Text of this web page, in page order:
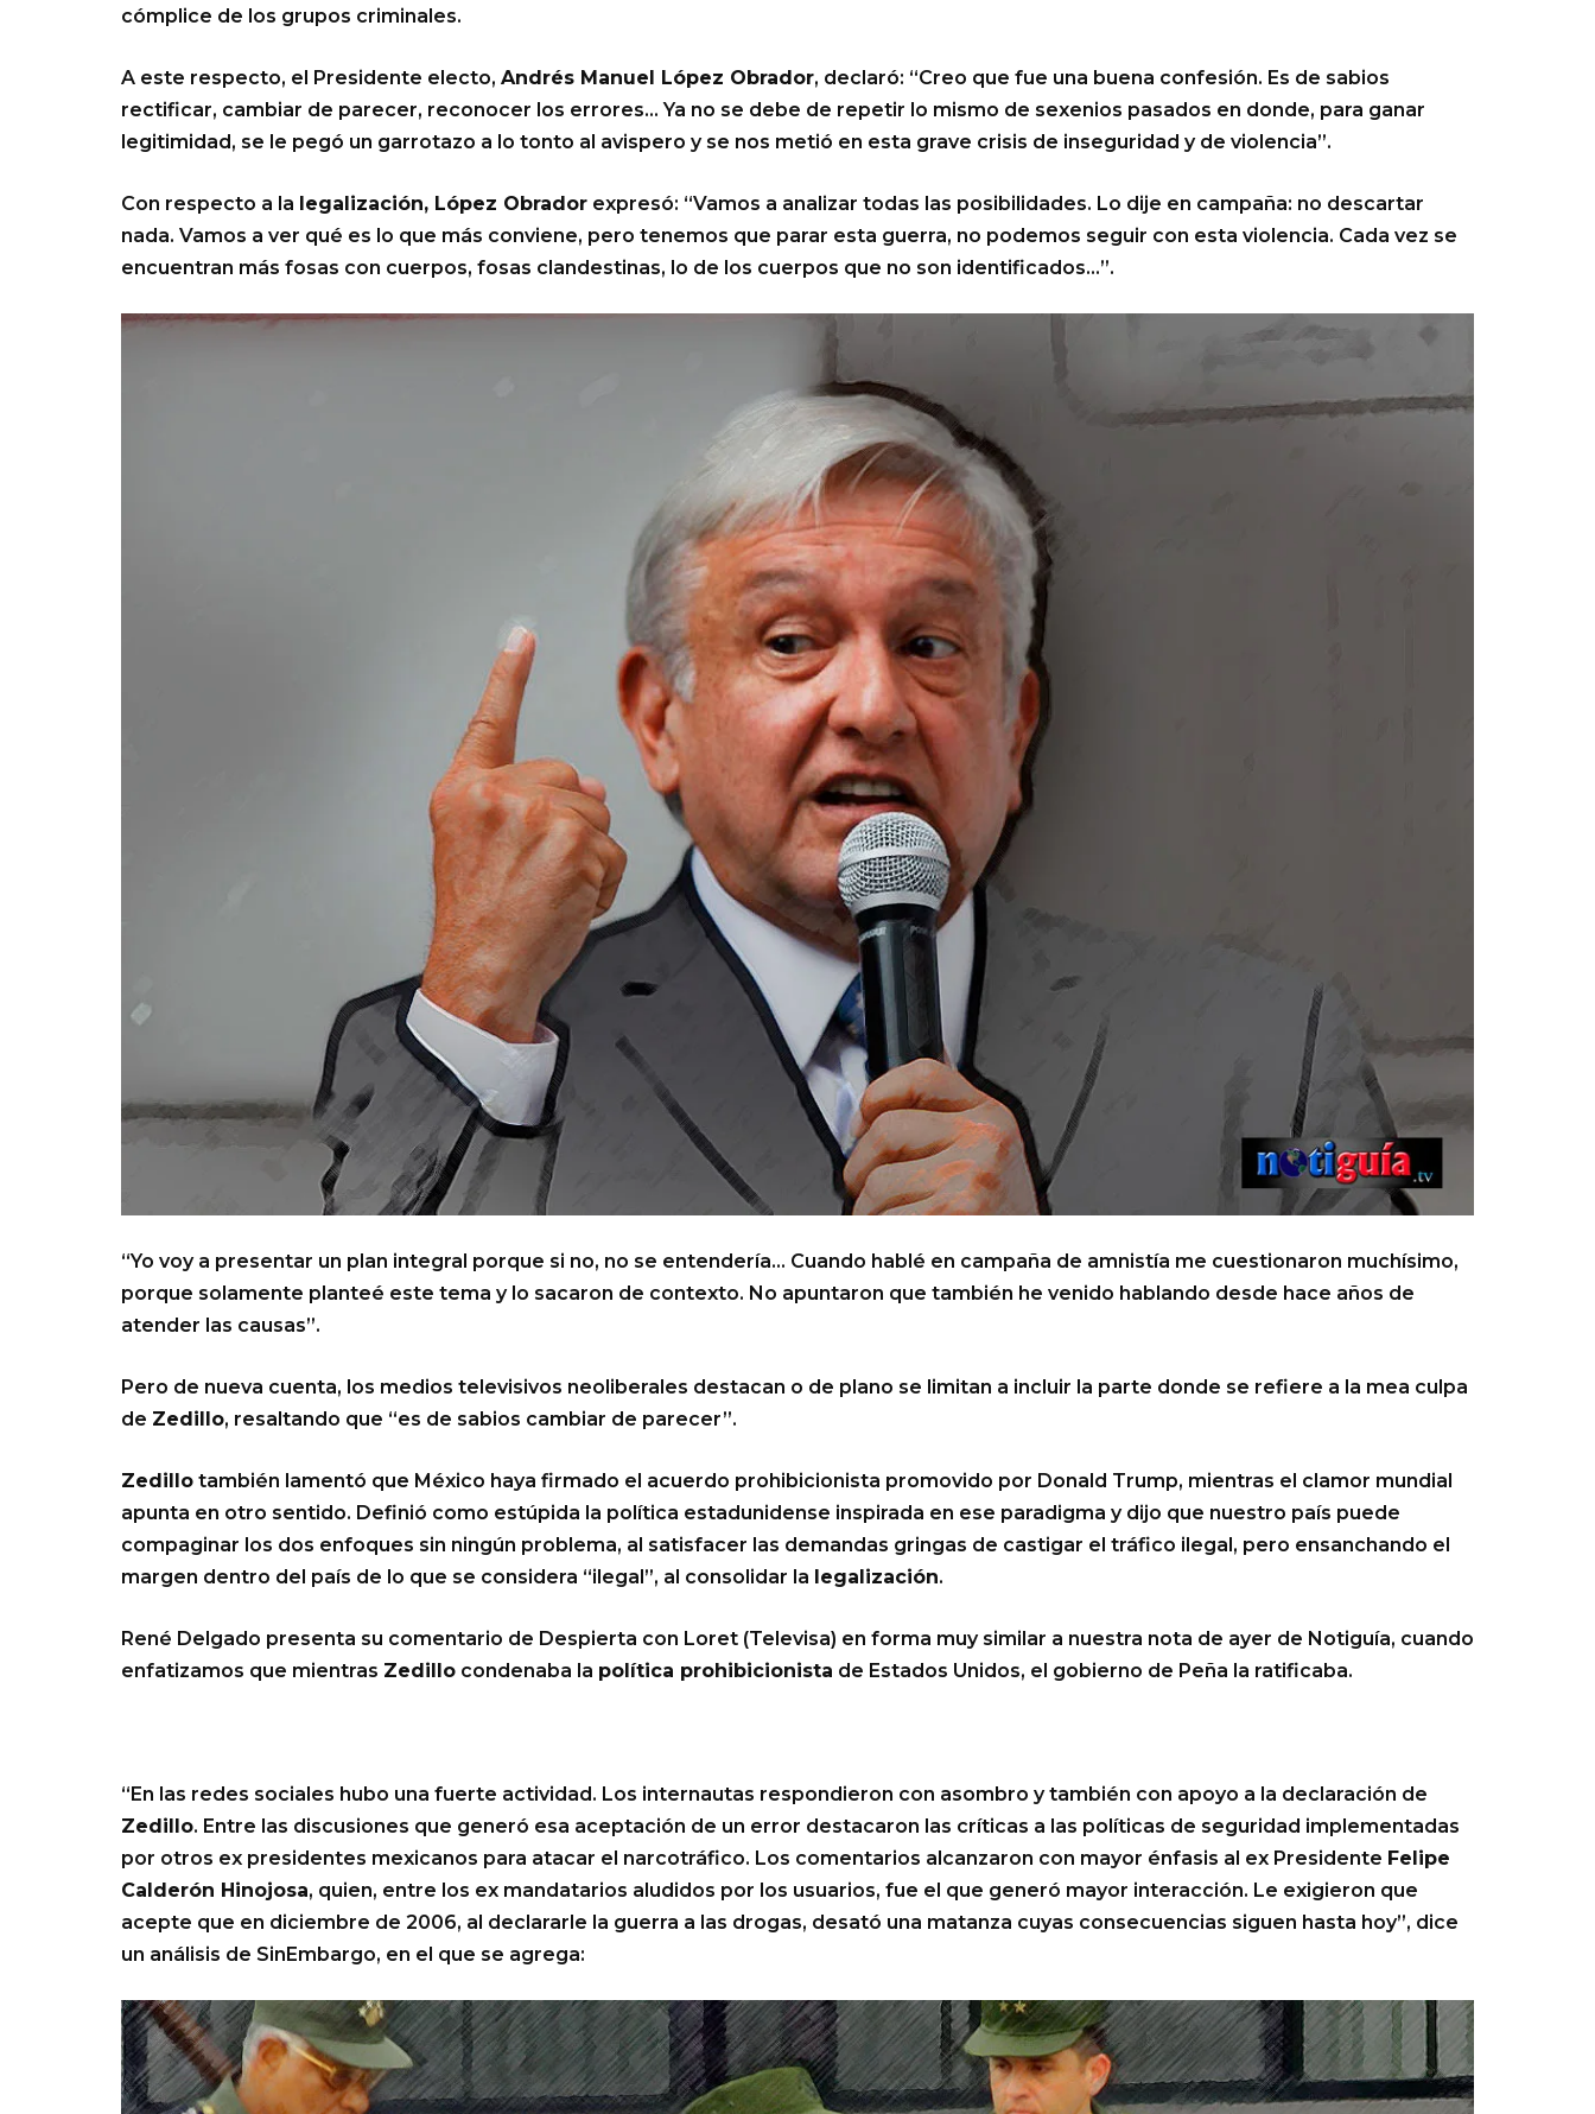
cómplice de los grupos criminales.
A este respecto, el Presidente electo, Andrés Manuel López Obrador, declaró: “Creo que fue una buena confesión. Es de sabios
rectificar, cambiar de parecer, reconocer los errores… Ya no se debe de repetir lo mismo de sexenios pasados en donde, para ganar
legitimidad, se le pegó un garrotazo a lo tonto al avispero y se nos metió en esta grave crisis de inseguridad y de violencia”.
Con respecto a la legalización, López Obrador expresó: “Vamos a analizar todas las posibilidades. Lo dije en campaña: no descartar
nada. Vamos a ver qué es lo que más conviene, pero tenemos que parar esta guerra, no podemos seguir con esta violencia. Cada vez se
encuentran más fosas con cuerpos, fosas clandestinas, lo de los cuerpos que no son identificados…”.
“Yo voy a presentar un plan integral porque si no, no se entendería… Cuando hablé en campaña de amnistía me cuestionaron muchísimo,
porque solamente planteé este tema y lo sacaron de contexto. No apuntaron que también he venido hablando desde hace años de
atender las causas”.
Pero de nueva cuenta, los medios televisivos neoliberales destacan o de plano se limitan a incluir la parte donde se refiere a la mea culpa
de Zedillo, resaltando que “es de sabios cambiar de parecer”.
Zedillo también lamentó que México haya firmado el acuerdo prohibicionista promovido por Donald Trump, mientras el clamor mundial
apunta en otro sentido. Definió como estúpida la política estadunidense inspirada en ese paradigma y dijo que nuestro país puede
compaginar los dos enfoques sin ningún problema, al satisfacer las demandas gringas de castigar el tráfico ilegal, pero ensanchando el
margen dentro del país de lo que se considera “ilegal”, al consolidar la legalización.
René Delgado presenta su comentario de Despierta con Loret (Televisa) en forma muy similar a nuestra nota de ayer de Notiguía, cuando
enfatizamos que mientras Zedillo condenaba la política prohibicionista de Estados Unidos, el gobierno de Peña la ratificaba.
“En las redes sociales hubo una fuerte actividad. Los internautas respondieron con asombro y también con apoyo a la declaración de
Zedillo. Entre las discusiones que generó esa aceptación de un error destacaron las críticas a las políticas de seguridad implementadas
por otros ex presidentes mexicanos para atacar el narcotráfico. Los comentarios alcanzaron con mayor énfasis al ex Presidente Felipe
Calderón Hinojosa, quien, entre los ex mandatarios aludidos por los usuarios, fue el que generó mayor interacción. Le exigieron que
acepte que en diciembre de 2006, al declararle la guerra a las drogas, desató una matanza cuyas consecuencias siguen hasta hoy”, dice
un análisis de SinEmbargo, en el que se agrega: